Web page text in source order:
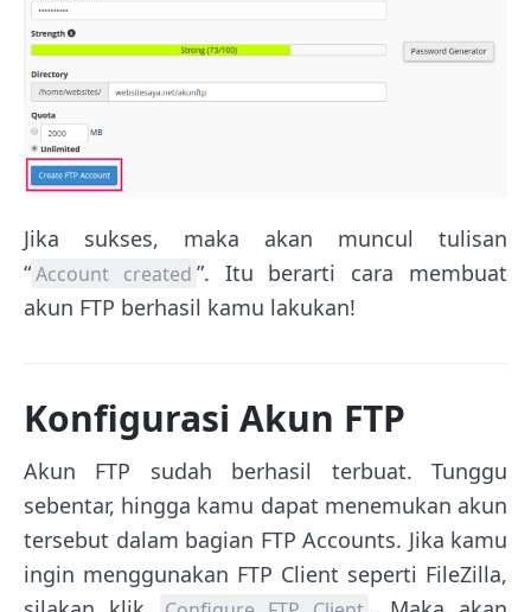
Jika sukses, maka akan muncul tulisan
“Account created ”. Itu berarti cara membuat
akun FTP berhasil kamu lakukan!
Konfigurasi Akun FTP
Akun FTP sudah berhasil terbuat. Tunggu
sebentar, hingga kamu dapat menemukan akun
tersebut dalam bagian FTP Accounts. Jika kamu
ingin menggunakan FTP Client seperti FileZilla,